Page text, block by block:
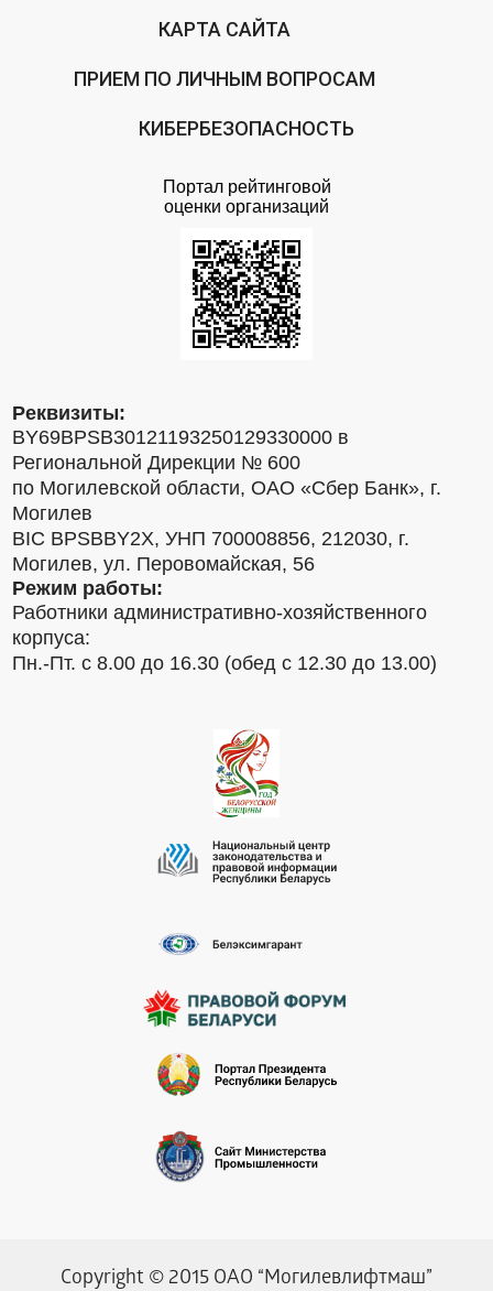
КАРТА САЙТА
ПРИЕМ ПО ЛИЧНЫМ ВОПРОСАМ
КИБЕРБЕЗОПАСНОСТЬ
Портал рейтинговой
оценки организаций
Реквизиты:
BY69BPSB30121193250129330000 в
Региональной Дирекции № 600
по Могилевской области, ОАО «Сбер Банк», г.
Могилев
BIC BPSBBY2X, УНП 700008856, 212030, г.
Могилев, ул. Перовомайская, 56
Режим работы:
Работники административно-хозяйственного
корпуса:
Пн.-Пт. с 8.00 до 16.30 (обед с 12.30 до 13.00)
Copyright © 2015 ОАО “Могилевлифтмаш”